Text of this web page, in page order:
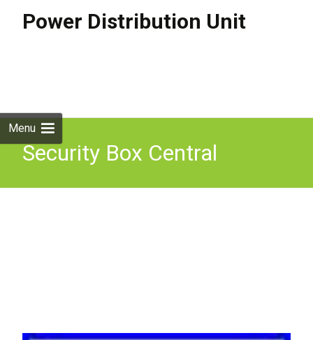
Power Distribution Unit
Menu
Security Box Central